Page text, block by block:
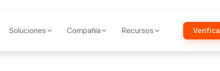
Soluciones Compañía Recursos